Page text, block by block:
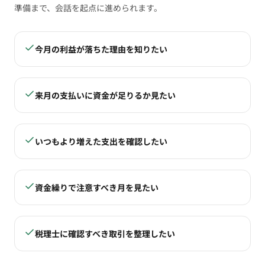
準備まで、会話を起点に進められます。
今月の利益が落ちた理由を知りたい
来月の支払いに資金が足りるか見たい
いつもより増えた支出を確認したい
資金繰りで注意すべき月を見たい
税理士に確認すべき取引を整理したい